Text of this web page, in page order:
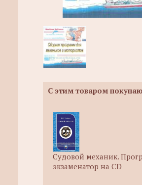
С этим товаром
Судовой механик.
экзаменатор на CD